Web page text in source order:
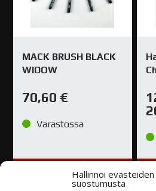
Hallinnoi evästeiden
suostumusta
MACK BRUSH BLACK
WIDOW
70,60 €
Varastossa
TUTUSTU